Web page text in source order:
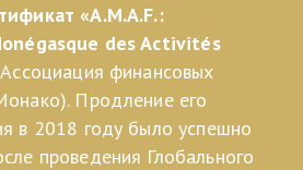
«A.M.A.F.:
des Activités
финансовых
Продление его
в 2018 году было успешно
проведения Глобального